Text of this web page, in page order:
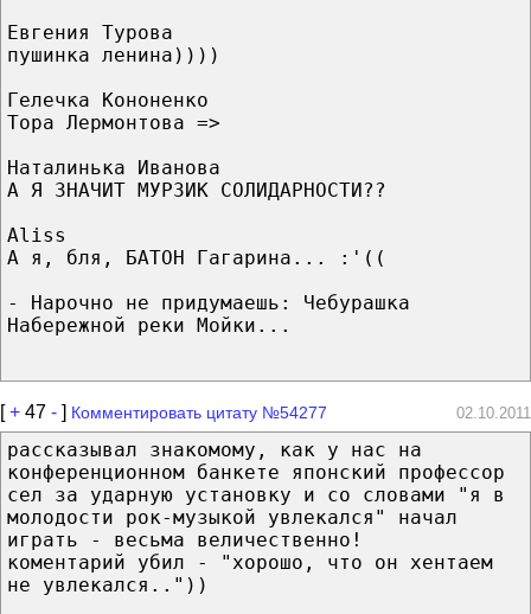
Евгения Турова
пушинка ленина))))
Гелечка Кононенко
Тора Лермонтова =>
Наталинька Иванова
А Я ЗНАЧИТ МУРЗИК СОЛИДАРНОСТИ??
Aliss
А я, бля, БАТОН Гагарина... :'((
- Нарочно не придумаешь: Чебурашка
Набережной реки Мойки...
[+ 47 - ] Комментировать цитату №54277 02.10.2011
рассказывал знакомому, как у нас на
конференционном банкете японский профессор
сел за ударную установку и со словами "я в
молодости рок-музыкой увлекался" начал
играть - весьма величественно!
коментарий убил - "хорошо, что он хентаем
не увлекался.."))